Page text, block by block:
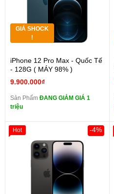
GIÁ SHOCK
!
iPhone 12 Pro Max - Quốc Tế
- 128G ( MÁY 98% )
9.900.000₫
Sản Phẩm ĐANG GIẢM GIÁ 1
triệu
-4%
Hot